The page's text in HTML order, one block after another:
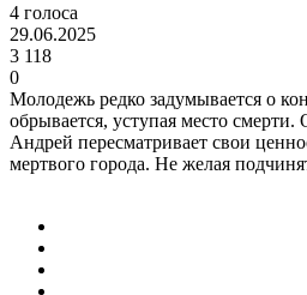
4 голоса
29.06.2025
3 118
0
Молодежь редко задумывается о
обрывается, уступая место
Андрей пересматривает свои
мертвого города. Не желая